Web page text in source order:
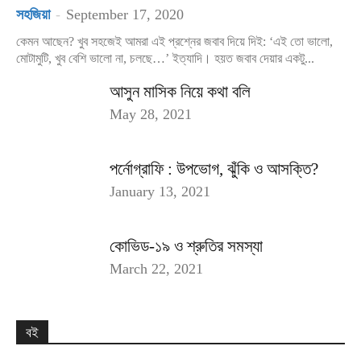
সহজিয়া - September 17, 2020
কেমন আছেন? খুব সহজেই আমরা এই প্রশ্নের জবাব দিয়ে দিই: ‘এই তো ভালো,
মোটামুটি, খুব বেশি ভালো না, চলছে…’ ইত্যাদি। হয়ত জবাব দেয়ার একটু...
আসুন মাসিক নিয়ে কথা বলি
May 28, 2021
পর্নোগ্রাফি : উপভোগ, ঝুঁকি ও আসক্তি?
January 13, 2021
কোভিড-১৯ ও শ্রুতির সমস্যা
March 22, 2021
বই